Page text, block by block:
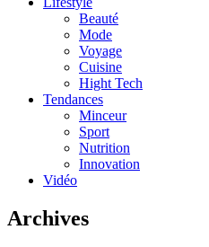
Beauté
Mode
Voyage
Cuisine
Hight Tech
Tendances
Minceur
Sport
Nutrition
Innovation
Vidéo
Archives